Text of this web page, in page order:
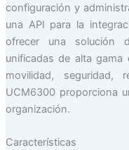
configuración y
una API para la
ofrecer una solución
unificadas de alta
movilidad, seguridad,
UCM6300 proporciona
organización.
Características